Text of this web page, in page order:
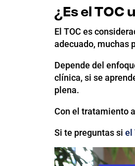
¿Es el
El TOC es
adecuado, muchas
Depende del
clínica, si se
plena.
Con el tratamiento
Si te preguntas si el